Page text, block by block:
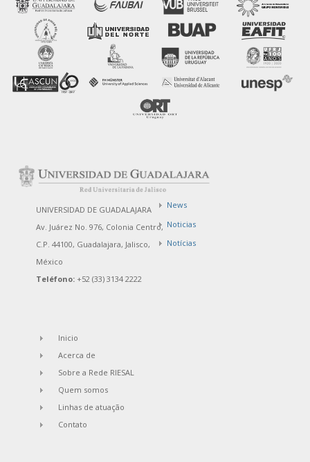
UNIVERSIDAD DE GUADALAJARA
Av. Juárez No. 976, Colonia Centro,
C.P. 44100, Guadalajara, Jalisco,
México
Teléfono: +52 (33) 3134 2222
News
Noticias
Notícias
Inicio
Acerca de
Sobre a Rede RIESAL
Quem somos
Linhas de atuação
Contato